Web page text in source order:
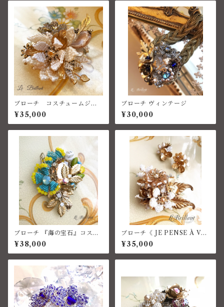
ブローチ コスチュームジュ
エリー ベネチアン
¥35,000
ブローチ ヴィンテージ
¥30,000
ブローチ 『海の宝石』コスチ
ュームジュエリー
¥38,000
ブローチ《 JE PENSE À VO
US 》コスチュームジュエリー
¥35,000